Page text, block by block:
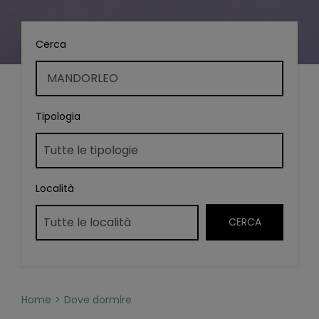
Cerca
Tipologia
Località
Home Dove dormire